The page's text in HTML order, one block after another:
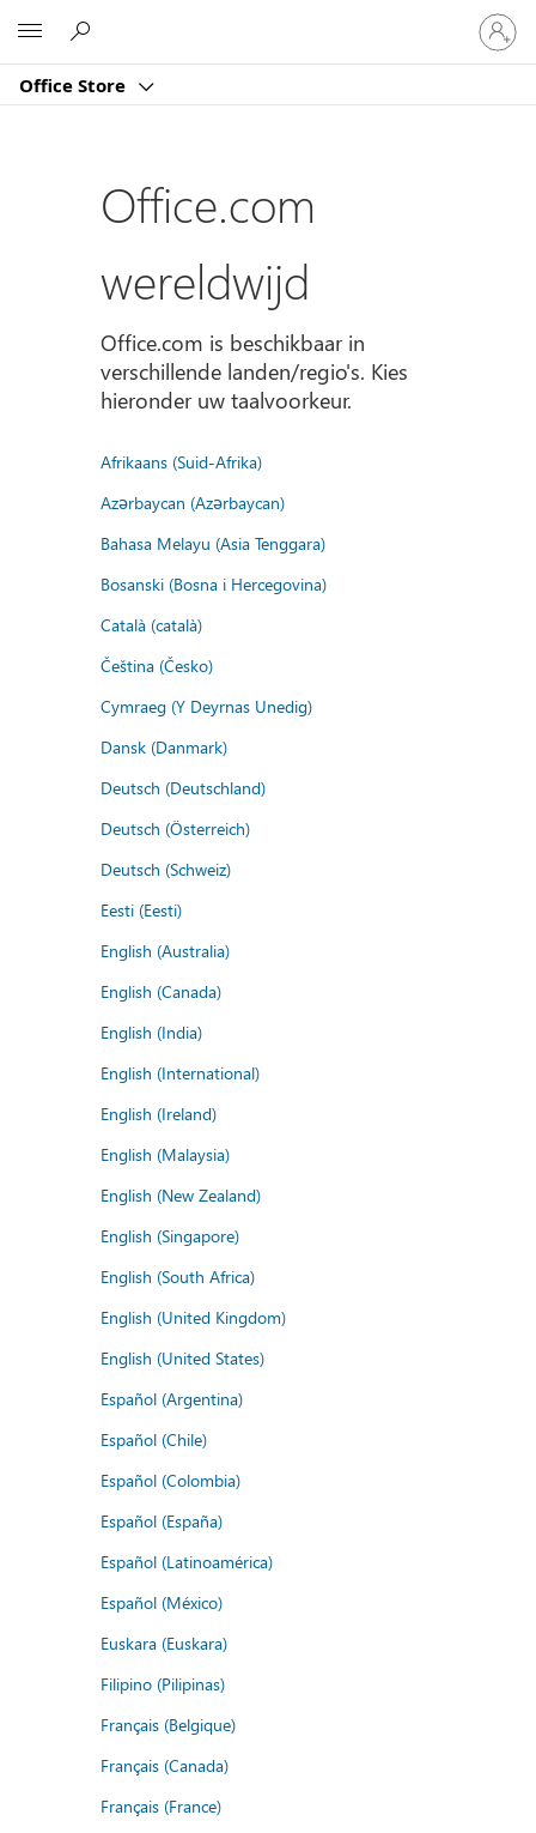
Office Store
Meld
je
aan
je
Office.com
wereldwijd
Office.com is beschikbaar in
verschillende landen/regio's. Kies
hieronder uw taalvoorkeur.
Afrikaans (Suid-Afrika)
Azərbaycan (Azərbaycan)
Bahasa Melayu (Asia Tenggara)
Bosanski (Bosna i Hercegovina)
Català (català)
Čeština (Česko)
Cymraeg (Y Deyrnas Unedig)
Dansk (Danmark)
Deutsch (Deutschland)
Deutsch (Österreich)
Deutsch (Schweiz)
Eesti (Eesti)
English (Australia)
English (Canada)
English (India)
English (International)
English (Ireland)
English (Malaysia)
English (New Zealand)
English (Singapore)
English (South Africa)
English (United Kingdom)
English (United States)
Español (Argentina)
Español (Chile)
Español (Colombia)
Español (España)
Español (Latinoamérica)
Español (México)
Euskara (Euskara)
Filipino (Pilipinas)
Français (Belgique)
Français (Canada)
Français (France)